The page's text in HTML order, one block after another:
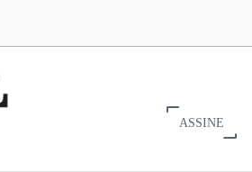
ASSINE